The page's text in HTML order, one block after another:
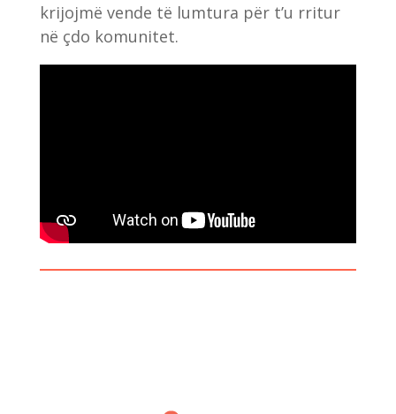
krijojmë vende të lumtura për t’u rritur
në çdo komunitet.